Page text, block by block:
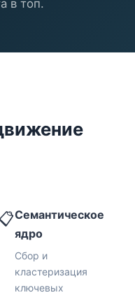
в топ.
Семантическое
ядро
Сбор и
кластеризация
ключевых